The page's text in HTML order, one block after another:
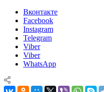
Вконтакте
Facebook
Instagram
Telegram
Viber
Viber
WhatsApp